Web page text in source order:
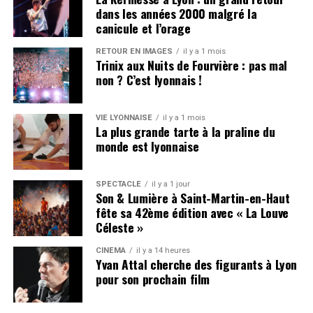
comme Ateyaba et 3010 ne viennent orienter sa
musique vers quelque chose de plus décomplexé.
DeSoundcloudaux zéniths
Son parcours est celui d’un bosseur méthodique. Après
ses débuts sur la plateforme Soundcloud
trilogieNocturne et quelques mixtapes confidentielles, il
sort en 2020 l’EPKOLAF: un projet acclamé à
l’unanimité qui engendre une immense effervescence
autour du nouveau phénomène qu’est La Fève.
L’année 2021 confirme l’éclosion : la mixtape ERRRsort
avec « Mauvais Payeur », aujourd’hui disque de diamant.
Deux ans de silence puis le retour fracassant avec
défendu lors d’une tournée dont la date à l’Adidas Arena
s’écoule en 15 minutes chrono. S’ensuit
rentrée et maintenant « Finis-les », son nouveau single
dans les années 2000 malgré la
canicule et l’orage
RETOUR EN IMAGES il y a 1 mois
Trinix aux Nuits de Fourvière : pas mal
non ? C’est lyonnais !
VIE LYONNAISE il y a 1 mois
La plus grande tarte à la praline du
monde est lyonnaise
SPECTACLE il y a 1 jour
Son & Lumière à Saint-Martin-en-Haut
fête sa 42ème édition avec « La Louve
Céleste »
CINÉMA il y a 14 heures
Yvan Attal cherche des figurants à Lyon
pour son prochain film